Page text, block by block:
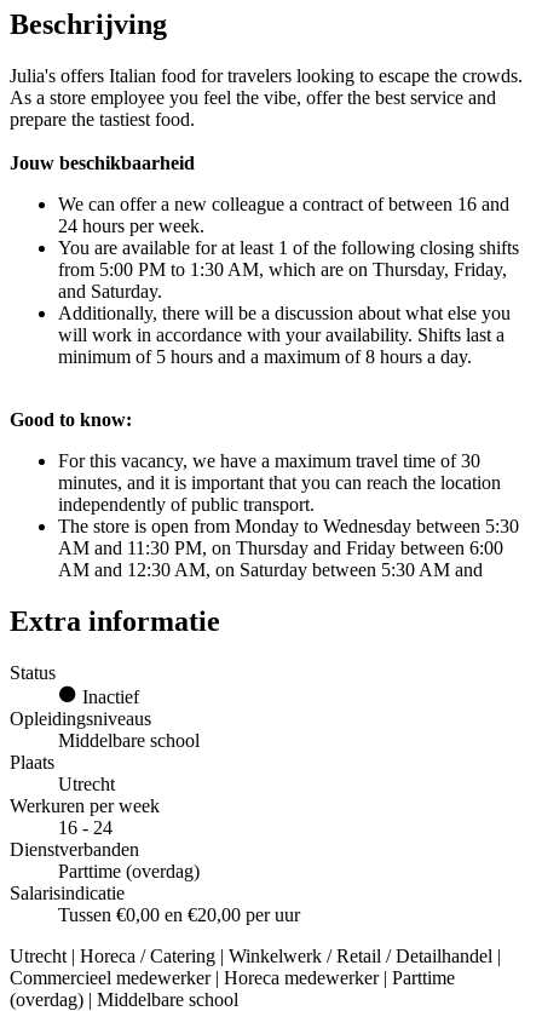
Beschrijving
Julia's offers Italian food for travelers looking to escape the crowds.
As a store employee you feel the vibe, offer the best service and
prepare the tastiest food.
Jouw beschikbaarheid
We can offer a new colleague a contract of between 16 and
24 hours per week.
You are available for at least 1 of the following closing shifts
from 5:00 PM to 1:30 AM, which are on Thursday, Friday,
and Saturday.
Additionally, there will be a discussion about what else you
will work in accordance with your availability. Shifts last a
minimum of 5 hours and a maximum of 8 hours a day.
Good to know:
For this vacancy, we have a maximum travel time of 30
minutes, and it is important that you can reach the location
independently of public transport.
The store is open from Monday to Wednesday between 5:30
AM and 11:30 PM, on Thursday and Friday between 6:00
AM and 12:30 AM, on Saturday between 5:30 AM and
Extra informatie
Status
Inactief
Opleidingsniveaus
Middelbare school
Plaats
Utrecht
Werkuren per week
16 - 24
Dienstverbanden
Parttime (overdag)
Salarisindicatie
Tussen €0,00 en €20,00 per uur
Utrecht | Horeca / Catering | Winkelwerk / Retail / Detailhandel |
Commercieel medewerker | Horeca medewerker | Parttime
(overdag) | Middelbare school